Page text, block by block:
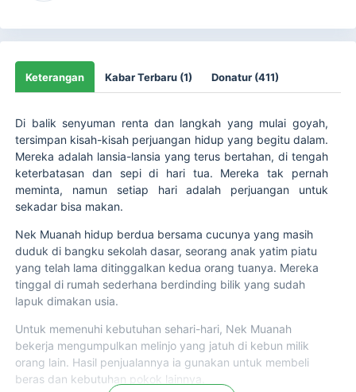
Keterangan Kabar Terbaru (1) Donatur (411)
Di balik senyuman renta dan langkah yang mulai goyah,
tersimpan kisah-kisah perjuangan hidup yang begitu dalam.
Mereka adalah lansia-lansia yang terus bertahan, di tengah
keterbatasan dan sepi di hari tua. Mereka tak pernah
meminta, namun setiap hari adalah perjuangan untuk
sekadar bisa makan.
Nek Muanah hidup berdua bersama cucunya yang masih
duduk di bangku sekolah dasar, seorang anak yatim piatu
yang telah lama ditinggalkan kedua orang tuanya. Mereka
tinggal di rumah sederhana berdinding bilik yang sudah
lapuk dimakan usia.
Untuk memenuhi kebutuhan sehari-hari, Nek Muanah
bekerja mengumpulkan melinjo yang jatuh di kebun milik
orang lain. Hasil penjualannya ia gunakan untuk membeli
beras dan kebutuhan pokok lainnya.